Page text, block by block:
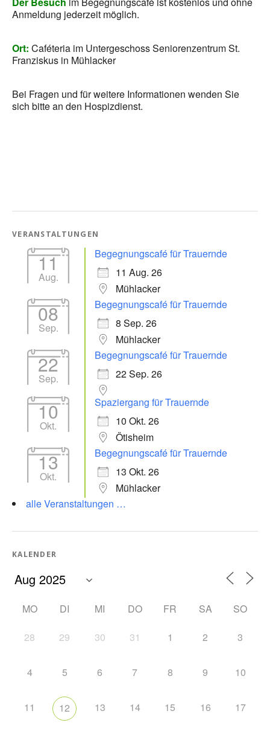
Anmeldung jederzeit möglich.
Ort: Caféteria im Untergeschoss Seniorenzentrum St.
Franziskus in Mühlacker
Bei Fragen und für weitere Informationen wenden Sie
sich bitte an den Hospizdienst.
VERANSTALTUNGEN
11
Aug.
Begegnungscafé für Trauernde
11 Aug. 26
Mühlacker
08
Sep.
Begegnungscafé für Trauernde
8 Sep. 26
Mühlacker
22
Sep.
Begegnungscafé für Trauernde
22 Sep. 26
10
Okt.
Spaziergang für Trauernde
10 Okt. 26
Ötisheim
13
Okt.
Begegnungscafé für Trauernde
13 Okt. 26
Mühlacker
alle Veranstaltungen …
KALENDER
MO DI MI DO FR SA SO
28 29 30 31 1 2 3
4 5 6 7 8 9 10
11 12 13 14 15 16 17